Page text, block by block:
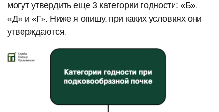
могут утвердить еще 3 категории годности: «Б»,
«Д» и «Г». Ниже я опишу, при каких условиях они
утверждаются.